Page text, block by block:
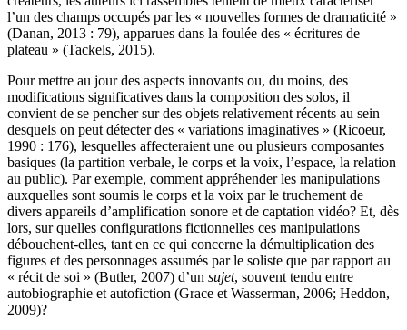
l’un des champs occupés par les « nouvelles formes de dramaticité »
(Danan, 2013 : 79), apparues dans la foulée des « écritures de
plateau » (Tackels, 2015).
Pour mettre au jour des aspects innovants ou, du moins, des
modifications significatives dans la composition des solos, il
convient de se pencher sur des objets relativement récents au sein
desquels on peut détecter des « variations imaginatives » (Ricoeur,
1990 : 176), lesquelles affecteraient une ou plusieurs composantes
basiques (la partition verbale, le corps et la voix, l’espace, la relation
au public). Par exemple, comment appréhender les manipulations
auxquelles sont soumis le corps et la voix par le truchement de
divers appareils d’amplification sonore et de captation vidéo? Et, dès
lors, sur quelles configurations fictionnelles ces manipulations
débouchent-elles, tant en ce qui concerne la démultiplication des
figures et des personnages assumés par le soliste que par rapport au
« récit de soi » (Butler, 2007) d’un sujet, souvent tendu entre
autobiographie et autofiction (Grace et Wasserman, 2006; Heddon,
2009)?